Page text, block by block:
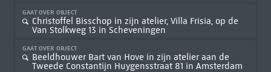
GAAT OVER OBJECT
Christoffel Bisschop in zijn atelier, Villa Frisia, op de
Van Stolkweg 13 in Scheveningen
GAAT OVER OBJECT
Beeldhouwer Bart van Hove in zijn atelier aan de
Tweede Constantijn Huygensstraat 81 in Amsterdam